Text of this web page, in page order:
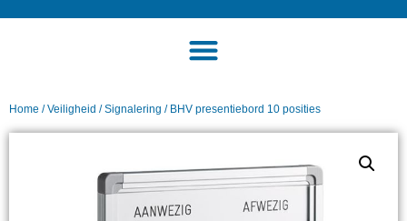
Home /Veiligheid /Signalering / BHV presentiebord 10 posities